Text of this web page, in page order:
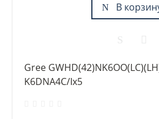
В
Gree
K6DNA4C/Ix5